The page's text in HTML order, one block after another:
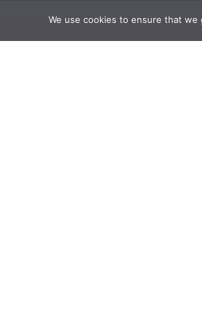
We use cookies to ensure that